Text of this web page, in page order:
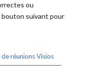
ou
suivant pour
réunions Visios